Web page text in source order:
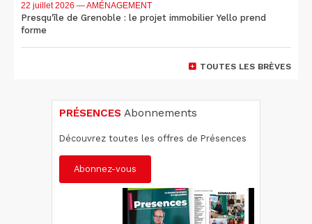
22 juillet 2026 — AMÉNAGEMENT
Presqu'île de Grenoble : le projet immobilier Yello prend
forme
TOUTES LES BRÈVES
PRÉSENCES Abonnements
Découvrez toutes les offres de Présences
Abonnez-vous